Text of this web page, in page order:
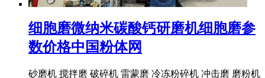
细胞磨微纳米碳酸钙研磨机细胞磨参
数价格中国粉体网
砂磨机 搅拌磨 破碎机 雷蒙磨 冷冻粉碎机 冲击磨 磨粉机